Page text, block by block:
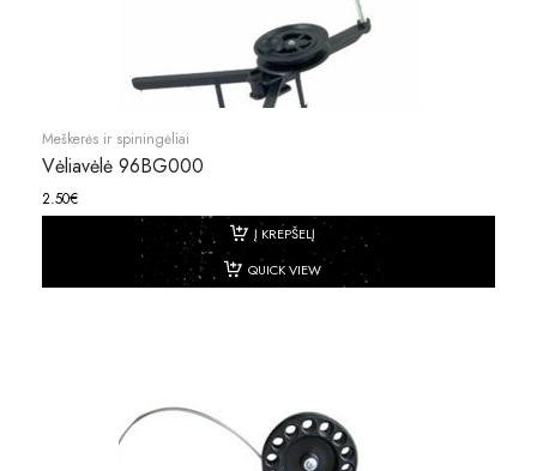
Meškerės ir spiningėliai
Vėliavėlė 96BG000
2.50€
Į KREPŠELĮ
QUICK VIEW